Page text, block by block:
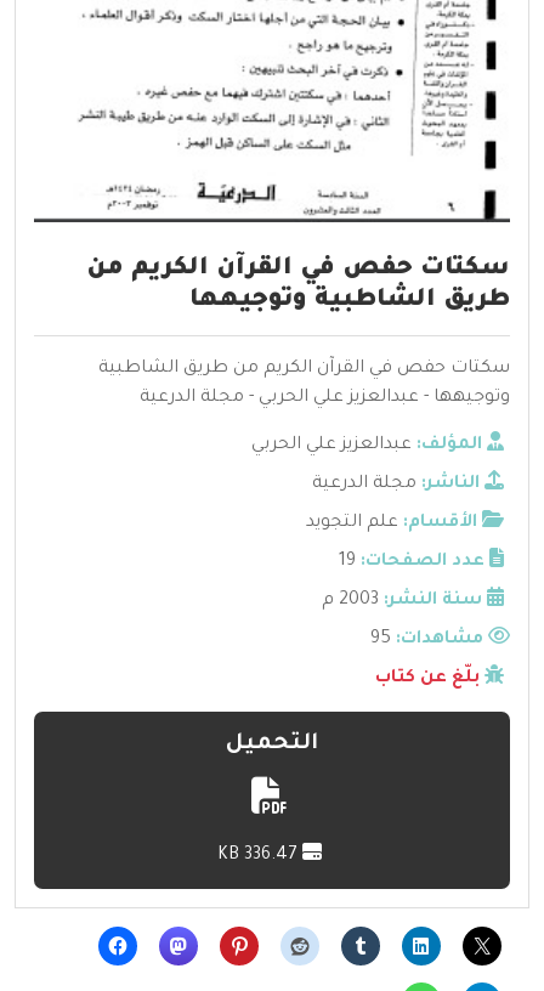
سكتات حفص في القرآن الكريم من
طريق الشاطبية وتوجيهها
سكتات حفص في القرآن الكريم من طريق الشاطبية
وتوجيهها - عبدالعزيز علي الحربي - مجلة الدرعية
المؤلف: عبدالعزيز علي الحربي
الناشر: مجلة الدرعية
الأقسام: علم التجويد
عدد الصفحات: 19
سنة النشر: 2003 م
مشاهدات:
بلّغ عن كتاب
التحميل